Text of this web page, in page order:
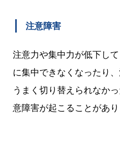
注意障害
注意力や集中力が低下し
に集中できなくなったり
うまく切り替えられなか
意障害が起こることがあり